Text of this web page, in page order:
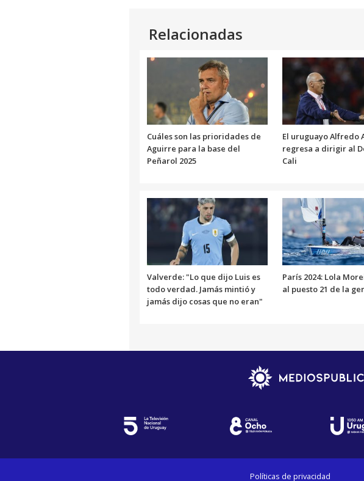
Relacionadas
Cuáles son las prioridades de
Aguirre para la base del
Peñarol 2025
El uruguayo Alfredo
regresa a dirigir al
Cali
Valverde: "Lo que dijo Luis es
todo verdad. Jamás mintió y
jamás dijo cosas que no eran"
París 2024: Lola
al puesto 21 de la
Políticas de privacidad